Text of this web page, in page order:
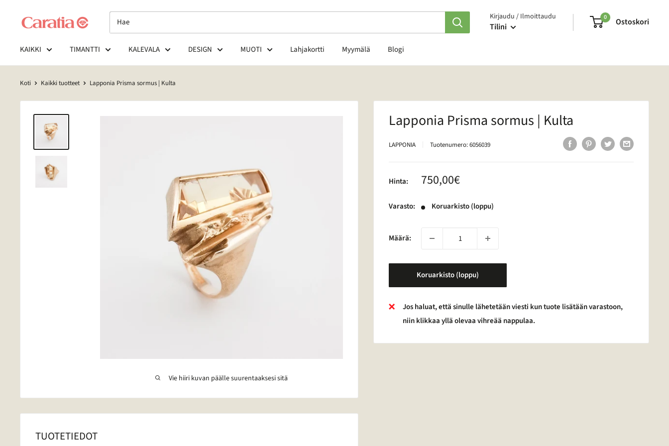
sisältöön
Kirjaudu / Ilmoittaudu
Tilini
0 Ostoskori
KAIKKI TIMANTTI KALEVALA DESIGN MUOTI Lahjakortti Myymälä Blogi
Koti Kaikki tuotteet Lapponia Prisma sormus | Kulta
Vie hiiri kuvan päälle suurentaaksesi sitä
Lapponia Prisma sormus | Kulta
LAPPONIA Tuotenumero:6056039
Hinta: Alennushinta
750,00€
Varasto: Koruarkisto (loppu)
Määrä:
Koruarkisto (loppu)
Jos haluat, että sinulle lähetetään viesti kun tuote lisätään varastoon,
niin klikkaa yllä olevaa vihreää nappulaa.
TUOTETIEDOT